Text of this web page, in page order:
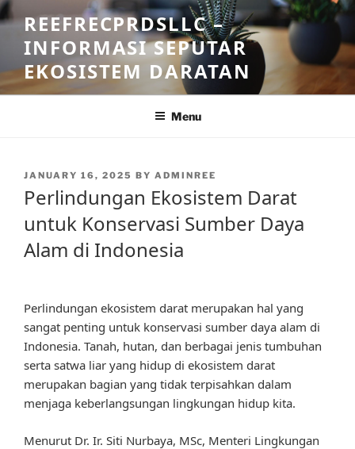
Skip
to
content
REEFRECPRDSLLC –
INFORMASI SEPUTAR
EKOSISTEM DARATAN
Menu
POSTED
JANUARY 16, 2025 BY ADMINREE
Perlindungan Ekosistem Darat
untuk Konservasi Sumber Daya
Alam di Indonesia
Perlindungan ekosistem darat merupakan hal yang
sangat penting untuk konservasi sumber daya alam di
Indonesia. Tanah, hutan, dan berbagai jenis tumbuhan
serta satwa liar yang hidup di ekosistem darat
merupakan bagian yang tidak terpisahkan dalam
menjaga keberlangsungan lingkungan hidup kita.
Menurut Dr. Ir. Siti Nurbaya, MSc, Menteri Lingkungan